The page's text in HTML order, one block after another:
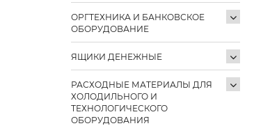
ОРГТЕХНИКА И БАНКОВСКОЕ
ОБОРУДОВАНИЕ
ЯЩИКИ ДЕНЕЖНЫЕ
РАСХОДНЫЕ МАТЕРИАЛЫ ДЛЯ
ХОЛОДИЛЬНОГО И
ТЕХНОЛОГИЧЕСКОГО
ОБОРУДОВАНИЯ